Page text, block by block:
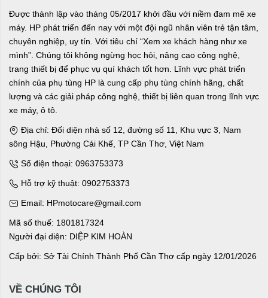
Được thành lập vào tháng 05/2017 khởi đầu với niềm đam mê xe
máy. HP phát triển đến nay với một đội ngũ nhân viên trẻ tận tâm,
chuyên nghiệp, uy tín. Với tiêu chí “Xem xe khách hàng như xe
mình”. Chúng tôi không ngừng học hỏi, nâng cao công nghệ,
trang thiết bị để phục vụ quí khách tốt hơn. Lĩnh vực phát triển
chính của phụ tùng HP là cung cấp phụ tùng chính hãng, chất
lượng và các giải pháp công nghệ, thiết bị liên quan trong lĩnh vực
xe máy, ô tô.
Địa chỉ: Đối diện nhà số 12, đường số 11, Khu vực 3, Nam
sông Hậu, Phường Cái Khế, TP Cần Thơ, Việt Nam
Số điện thoại: 0963753373
Hỗ trợ kỹ thuật: 0902753373
Email: HPmotocare@gmail.com
Mã số thuế: 1801817324
Người đại diện: DIỆP KIM HOÀN
Cấp bởi: Sở Tài Chính Thành Phố Cần Thơ cấp ngày 12/01/2026
VỀ CHÚNG TÔI